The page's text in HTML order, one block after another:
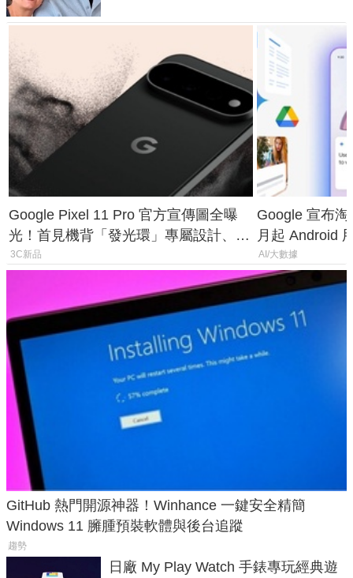
Google Pixel 11 Pro 官方宣傳圖全曝
光！首見機背「發光環」專屬設計、
120 倍變焦挑戰攝影極限
3C新品
Google 宣布
月起 Android
AI/大數據
GitHub 熱門開源神器！Winhance 一鍵安全精簡
Windows 11 臃腫預裝軟體與後台追蹤
趨勢
日廠 My Play Watch 手錶專玩經典遊